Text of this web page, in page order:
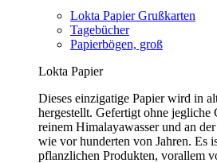
Lokta Papier Grußkarten
Tagebücher
Papierbögen, groß
Lokta Papier
Dieses einzigatige Papier wird in
hergestellt. Gefertigt ohne jegliche
reinem Himalayawasser und an
wie vor hunderten von Jahren. Es
pflanzlichen Produkten, vorallem